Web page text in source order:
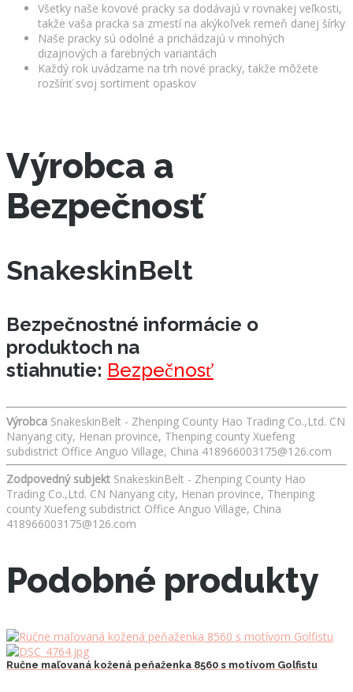
Všetky naše kovové pracky sa dodávajú v rovnakej veľkosti,
takže vaša pracka sa zmestí na akýkoľvek remeň danej šírky
Naše pracky sú odolné a prichádzajú v mnohých
dizajnových a farebných variantách
Každý rok uvádzame na trh nové pracky, takže môžete
rozšíriť svoj sortiment opaskov
Výrobca a
Bezpečnosť
SnakeskinBelt
Bezpečnostné informácie o
produktoch na
stiahnutie: Bezpečnosť
Výrobca SnakeskinBelt - Zhenping County Hao Trading Co.,Ltd. CN
Nanyang city, Henan province, Thenping county Xuefeng
subdistrict Office Anguo Village, China 418966003175@126.com
Zodpovedný subjekt SnakeskinBelt - Zhenping County Hao
Trading Co.,Ltd. CN Nanyang city, Henan province, Thenping
county Xuefeng subdistrict Office Anguo Village, China
418966003175@126.com
Podobné produkty
Ručne maľovaná kožená peňaženka 8560 s motívom Golfistu